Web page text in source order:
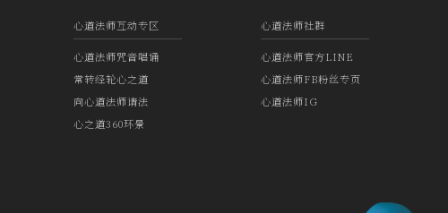
心道法师互动专区
心道法师咒音唱诵
常转经轮心之道
向心道法师请法
心之道360环景
心道法师社群
心道法师官方LINE
心道法师FB粉丝专页
心道法师IG